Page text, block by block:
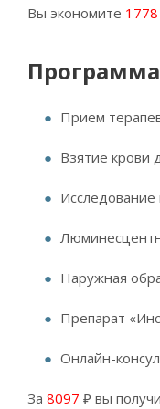
Вы экономите 1778
Прием
Взятие крови
Наружная
Препарат
Онлайн-
За 8097 ₽ вы